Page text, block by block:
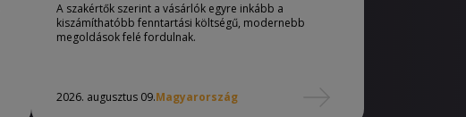
A szakértők szerint a vásárlók egyre inkább a
kiszámíthatóbb fenntartási költségű, modernebb
megoldások felé fordulnak.
2026. augusztus 09.Magyarország